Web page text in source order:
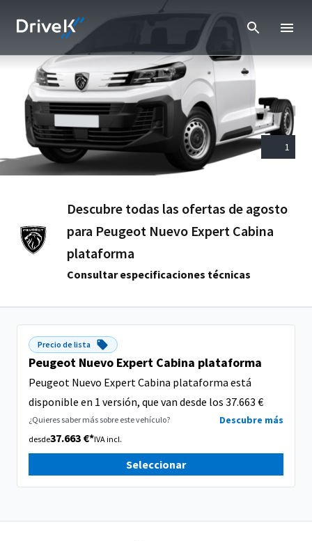
1
Descubre todas las ofertas de agosto
para Peugeot Nuevo Expert Cabina
plataforma
Consultar especificaciones técnicas
Precio de lista
Peugeot Nuevo Expert Cabina plataforma
Peugeot Nuevo Expert Cabina plataforma está
disponible en 1 versión, que van desde los 37.663 €
¿Quieres saber más sobre este vehículo? Descubre más
desde37.663 €*IVA incl.
Seleccionar